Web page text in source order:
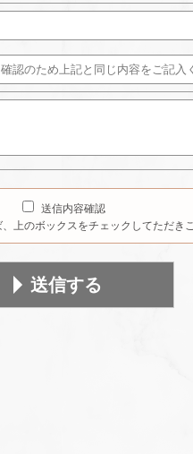
送信内容確認
上のボックスをチェックしてただき